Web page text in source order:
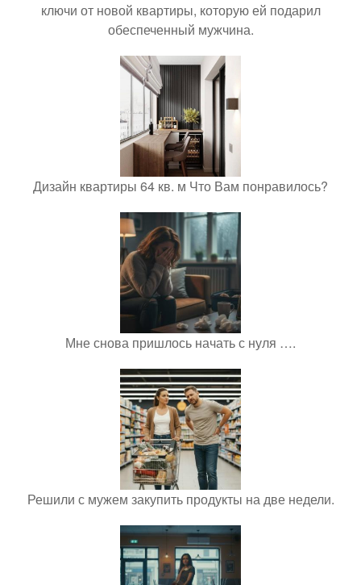
ключи от новой квартиры, которую ей подарил
обеспеченный мужчина.
Дизайн квартиры 64 кв. м Что Вам понравилось?
Мне снова пришлось начать с нуля ….
Решили с мужем закупить продукты на две недели.